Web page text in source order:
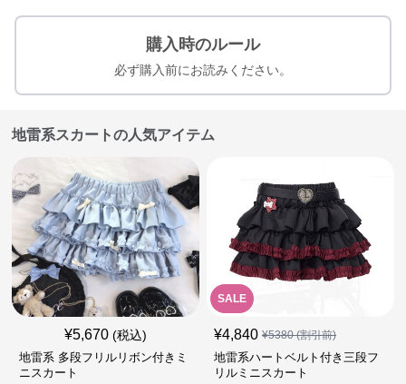
購入時のルール
必ず購入前にお読みください。
地雷系スカートの人気アイテム
¥5,670 (税込)
地雷系 多段フリルリボン付きミ
ニスカート
SALE
¥4,840 ¥5380(割引前)
地雷系ハートベルト付き三段フ
リルミニスカート